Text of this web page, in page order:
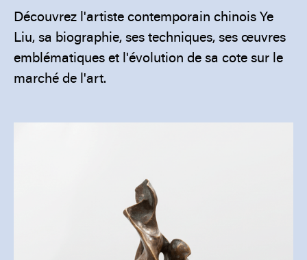
Découvrez l'artiste contemporain chinois Ye
Liu, sa biographie, ses techniques, ses œuvres
emblématiques et l'évolution de sa cote sur le
marché de l'art.